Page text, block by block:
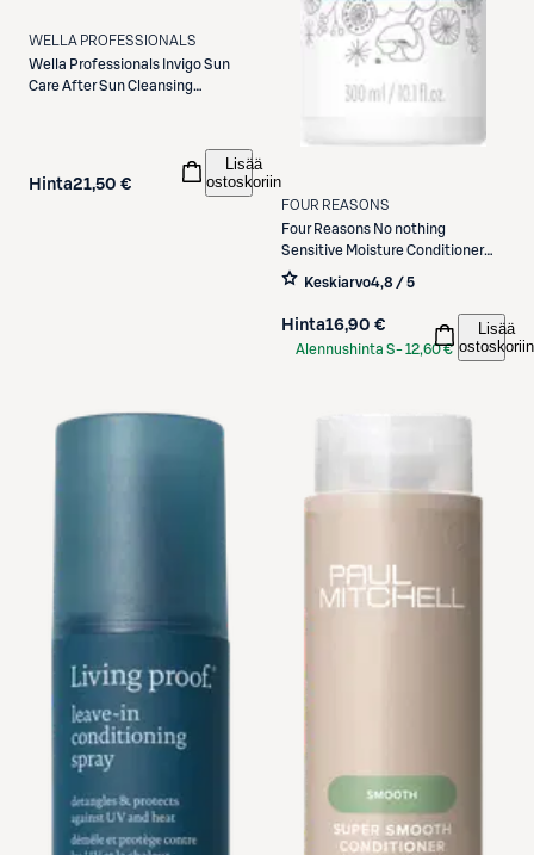
WELLA PROFESSIONALS
Wella Professionals Invigo Sun
Care After Sun Cleansing
Hinta21,50 €
Lisää
ostoskoriin
FOUR REASONS
Four Reasons No nothing
Sensitive Moisture Conditioner
hoitoaine 300 ml
Keskiarvo4,8 / 5
Hinta16,90 €
Alennushinta S-12,60 €
Lisää
ostoskoriin